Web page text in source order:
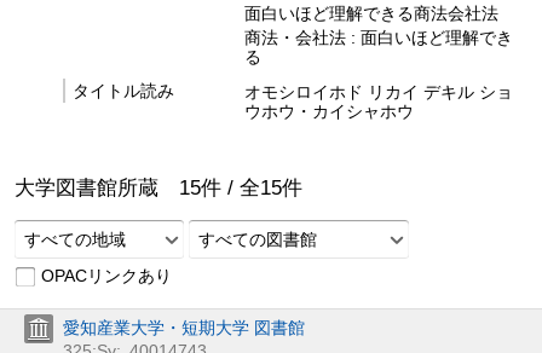
面白いほど理解できる商法会社法
商法・会社法 : 面白いほど理解でき
る
タイトル読み
オモシロイホド リカイ デキル ショ
ウホウ・カイシャホウ
大学図書館所蔵 15件 / 全15件
すべての地域
すべての図書館
OPACリンクあり
愛知産業大学・短期大学 図書館